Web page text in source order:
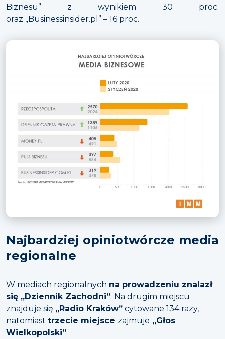
Biznesu” z wynikiem 30 proc.
oraz „Businessinsider.pl” – 16 proc.
Najbardziej opiniotwórcze media
regionalne
W mediach regionalnych na prowadzeniu znalazł
się „Dziennik Zachodni”. Na drugim miejscu
znajduje się „Radio Kraków” cytowane 134 razy,
natomiast trzecie miejsce zajmuje „Głos
Wielkopolski”.